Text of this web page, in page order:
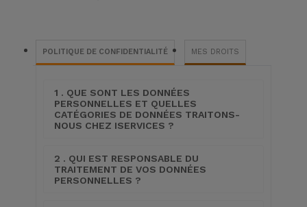
POLITIQUE DE CONFIDENTIALITÉ MES DROITS
1 . QUE SONT LES DONNÉES
PERSONNELLES ET QUELLES
CATÉGORIES DE DONNÉES TRAITONS-
NOUS CHEZ ISERVICES ?
2 . QUI EST RESPONSABLE DU
TRAITEMENT DE VOS DONNÉES
PERSONNELLES ?